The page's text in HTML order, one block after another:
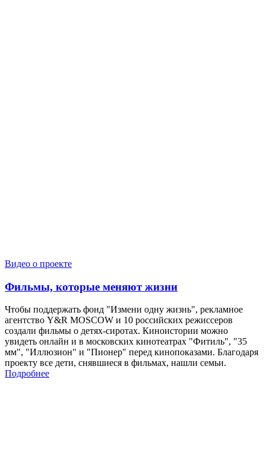
Видео о проекте
Фильмы, которые меняют жизни
Чтобы поддержать фонд "Измени одну жизнь", рекламное
агентство Y&R MOSCOW и 10 российских режиссеров
создали фильмы о детях-сиротах. Киноистории можно
увидеть онлайн и в московских кинотеатрах "Фитиль", "35
мм", "Иллюзион" и "Пионер" перед кинопоказами. Благодаря
проекту все дети, снявшиеся в фильмах, нашли семьи.
Подробнее